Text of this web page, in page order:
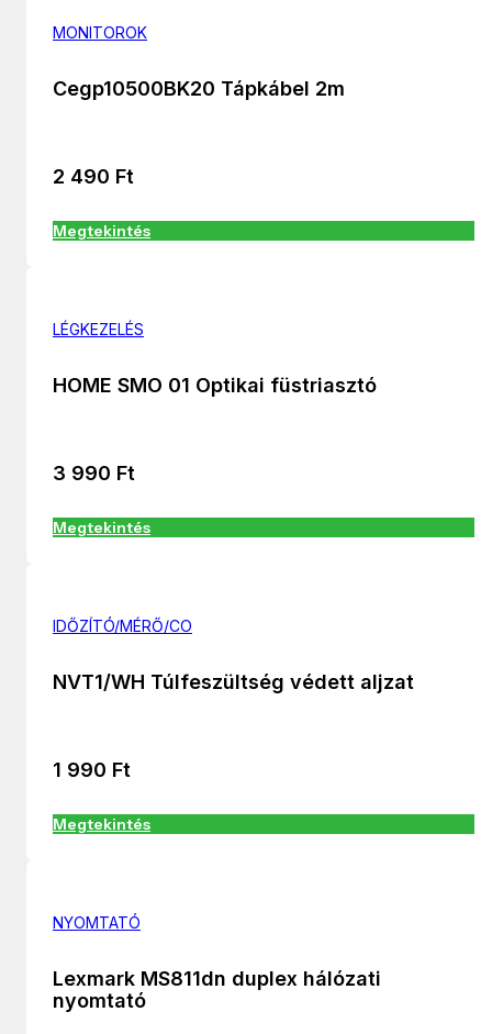
MONITOROK
Cegp10500BK20 Tápkábel 2m
2 490 Ft
Megtekintés
LÉGKEZELÉS
HOME SMO 01 Optikai füstriasztó
3 990 Ft
Megtekintés
IDŐZÍTÓ/MÉRŐ/CO
NVT1/WH Túlfeszültség védett aljzat
1 990 Ft
Megtekintés
NYOMTATÓ
Lexmark MS811dn duplex hálózati
nyomtató